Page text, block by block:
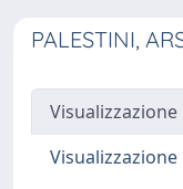
PALESTINI,